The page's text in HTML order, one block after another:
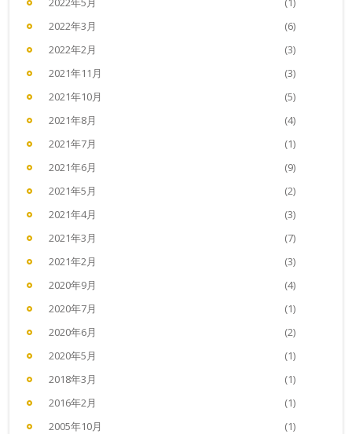
2022年3月
(6)
2022年2月
(3)
2021年11月
(3)
2021年10月
(5)
2021年8月
(4)
2021年7月
(1)
2021年6月
(9)
2021年5月
(2)
2021年4月
(3)
2021年3月
(7)
2021年2月
(3)
2020年9月
(4)
2020年7月
(1)
2020年6月
(2)
2020年5月
(1)
2018年3月
(1)
2016年2月
(1)
2005年10月
(1)